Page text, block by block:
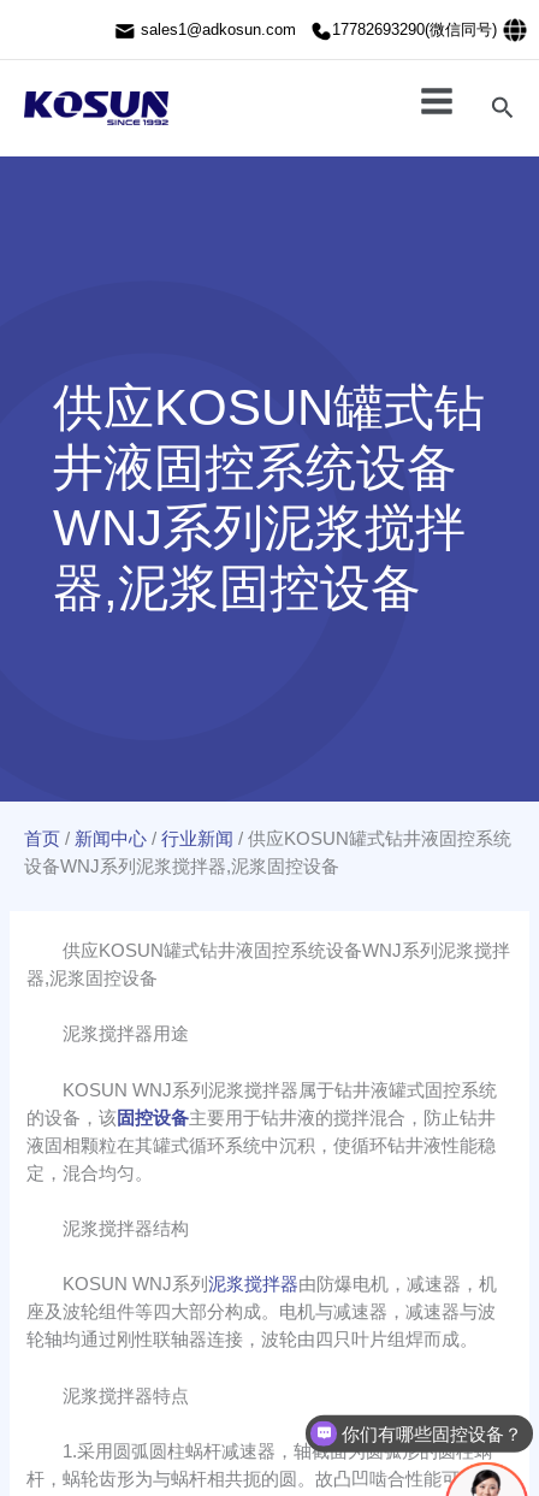
sales1@adkosun.com 17782693290(微信同号)
搜
索
供应KOSUN罐式钻
井液固控系统设备
WNJ系列泥浆搅拌
器,泥浆固控设备
首页 / 新闻中心 / 行业新闻 / 供应KOSUN罐式钻井液固控系统
设备WNJ系列泥浆搅拌器,泥浆固控设备
供应KOSUN罐式钻井液固控系统设备WNJ系列泥浆搅拌
器,泥浆固控设备
泥浆搅拌器用途
KOSUN WNJ系列泥浆搅拌器属于钻井液罐式固控系统
的设备，该固控设备主要用于钻井液的搅拌混合，防止钻井
液固相颗粒在其罐式循环系统中沉积，使循环钻井液性能稳
定，混合均匀。
泥浆搅拌器结构
KOSUN WNJ系列泥浆搅拌器由防爆电机，减速器，机
座及波轮组件等四大部分构成。电机与减速器，减速器与波
轮轴均通过刚性联轴器连接，波轮由四只叶片组焊而成。
泥浆搅拌器特点
1.采用圆弧圆柱蜗杆减速器，轴截面为圆弧形的圆柱蜗
杆，蜗轮齿形为与蜗杆相共扼的圆。故凸凹啮合性能可靠，
你们有哪些固控设备？
你们的设备可以处理哪些物料？